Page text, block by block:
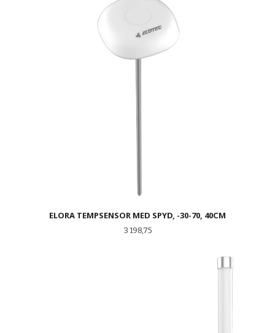
ELORA TEMPSENSOR MED SPYD, -30-70, 40CM
Pris
3 198,75